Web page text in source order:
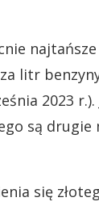
litr
2023
są drugie
się